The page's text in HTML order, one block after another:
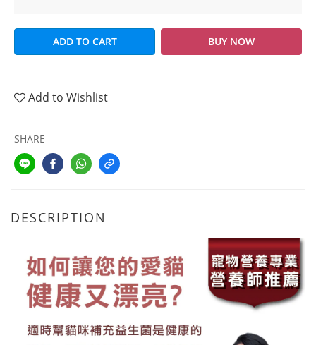
ADD TO CART BUY NOW
Add to Wishlist
SHARE
DESCRIPTION